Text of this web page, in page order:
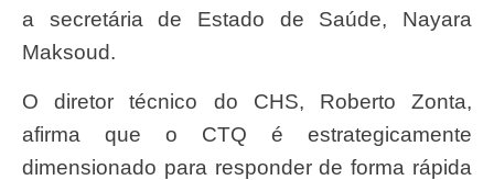
a secretária de Estado de Saúde, Nayara
Maksoud.
O diretor técnico do CHS, Roberto Zonta,
afirma que o CTQ é estrategicamente
dimensionado para responder de forma rápida